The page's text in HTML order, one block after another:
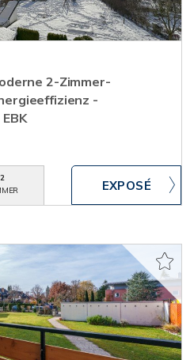
2-Zimmer-
-
2